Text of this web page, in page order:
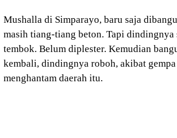
Mushalla di Simparayo, baru saja
masih tiang-tiang beton. Tapi dindingnya
tembok. Belum diplester. Kemudian
kembali, dindingnya roboh, akibat
menghantam daerah itu.